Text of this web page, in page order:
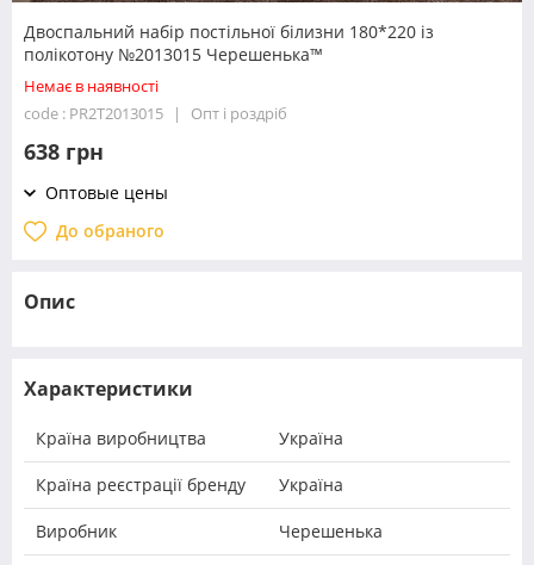
Двоспальний набір постільної білизни 180*220 із
полікотону №2013015 Черешенька™
Немає в наявності
code : PR2T2013015
Опт і роздріб
638 грн
Оптовые цены
До обраного
Опис
Характеристики
Країна виробництва Україна
Країна реєстрації бренду Україна
Виробник Черешенька